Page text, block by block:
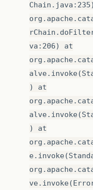
va:206) at
) at
) at